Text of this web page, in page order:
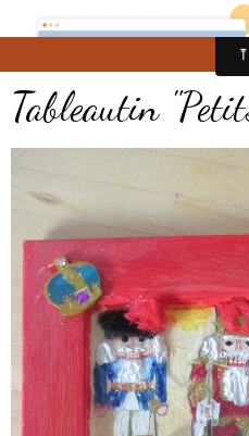
Tableautin